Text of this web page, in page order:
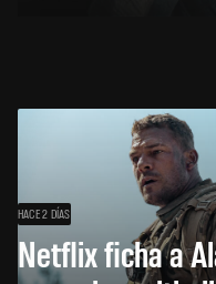
HACE 2 DÍAS
Netflix ficha a